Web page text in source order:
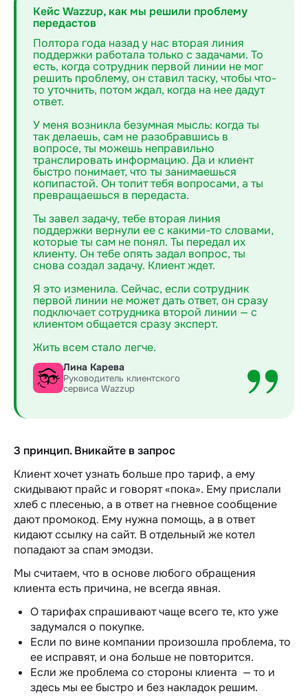
Кейс Wazzup, как мы решили проблему
передастов
Полтора года назад у нас вторая линия
поддержки работала только с задачами. То
есть, когда сотрудник первой линии не мог
решить проблему, он ставил таску, чтобы что-
то уточнить, потом ждал, когда на нее дадут
ответ.
У меня возникла безумная мысль: когда ты
так делаешь, сам не разобравшись в
вопросе, ты можешь неправильно
транслировать информацию. Да и клиент
быстро понимает, что ты занимаешься
копипастой. Он топит тебя вопросами, а ты
превращаешься в передаста‎.
Ты завел задачу, тебе вторая линия
поддержки вернули ее с какими-то словами,
которые ты сам не понял. Ты передал их
клиенту. Он тебе опять задал вопрос, ты
снова создал задачу. Клиент ждет.
Я это изменила. Сейчас, если сотрудник
первой линии не может дать ответ, он сразу
подключает сотрудника второй линии — с
клиентом общается сразу эксперт.
Жить всем стало легче.
Лина Карева
Руководитель клиентского
сервиса Wazzup
3 принцип. Вникайте в запрос
Клиент хочет узнать больше про тариф, а ему
скидывают прайс и говорят «пока». Ему прислали
хлеб с плесенью, а в ответ на гневное сообщение
дают промокод. Ему нужна помощь, а в ответ
кидают ссылку на сайт. В отдельный же котел
попадают за спам эмодзи.
Мы считаем, что в основе любого обращения
клиента есть причина, не всегда явная.
О тарифах спрашивают чаще всего те, кто уже
задумался о покупке.
Если по вине компании произошла проблема, то
ее исправят, и она больше не повторится.
Если же проблема со стороны клиента — то и
здесь мы ее быстро и без накладок решим.